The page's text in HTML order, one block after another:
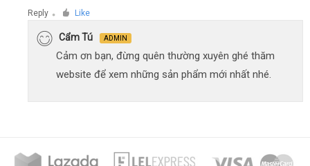
Reply ● Like
Cẩm Tú ADMIN
Cảm ơn bạn, đừng quên thường xuyên ghé thăm
website để xem những sản phẩm mới nhất nhé.